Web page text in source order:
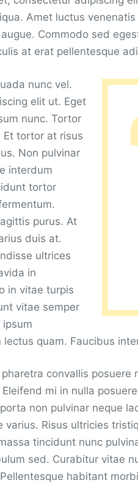
Amet luctus
Commodo sed
at erat pellentesque
nunc vel.
elit ut. Eget
nunc. Tortor
Et tortor at risus
Non pulvinar
interdum
tortor
purus. At
duis at.
ultrices
in
in vitae turpis
vitae semper
ipsum
quam. Faucibus
convallis
mi in nulla
non pulvinar neque
varius. Risus ultricies
tincidunt nunc
sed. Curabitur vitae
habitant